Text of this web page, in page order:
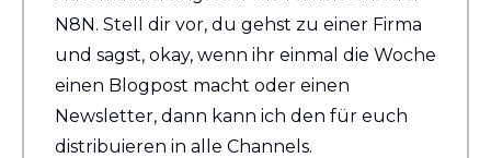
N8N. Stell dir vor, du gehst zu einer Firma
und sagst, okay, wenn ihr einmal die Woche
einen Blogpost macht oder einen
Newsletter, dann kann ich den für euch
distribuieren in alle Channels.